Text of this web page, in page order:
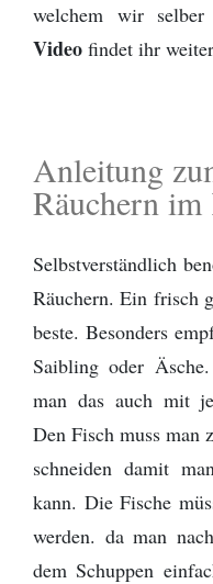
welchem wir
Video findet ihr
Anleitung
Räuchern
Selbstverständlich
Räuchern. Ein frisch
beste. Besonders
Saibling oder
man das auch mit
Den Fisch muss man
schneiden damit
kann. Die Fische
werden. da man
dem Schuppen